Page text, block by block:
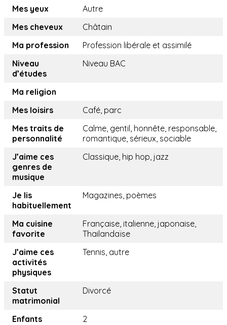
Mes yeux
Autre
Mes cheveux
Châtain
Ma profession
Profession libérale et assimilé
Niveau
d’études
Niveau BAC
Ma religion
Mes loisirs
Café, parc
Mes traits de
personnalité
Calme, gentil, honnête, responsable,
romantique, sérieux, sociable
J’aime ces
genres de
musique
Classique, hip hop, jazz
Je lis
habituellement
Magazines, poèmes
Ma cuisine
favorite
Française, italienne, japonaise,
Thailandaïse
J’aime ces
activités
physiques
Tennis, autre
Statut
matrimonial
Divorcé
Enfants 2